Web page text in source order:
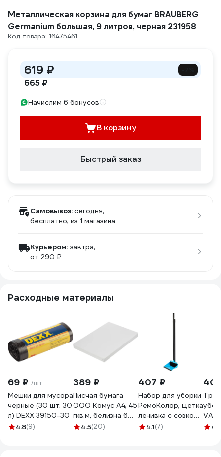
Металлическая корзина для бумаг BRAUBERG
Germanium большая, 9 литров, черная 231958
Код товара: 16475461
619 ₽
665 ₽
Начислим 6 бонусов
В корзину
Быстрый заказ
Самовывоз: сегодня,
бесплатно, из 1 магазина
Курьером: завтра,
от 290 ₽
Расходные материалы
69 ₽ /шт
Мешки для мусора
черные (30 шт; 30
л) DEXX 39150-30
4.8(9)
389 ₽
Писчая бумага
ООО Комус А4, 45
гкв.м, белизна 60
iso, 500 л 1763128
4.5(20)
407 ₽
Набор для уборки
РемоКолор, щётка
ленивка с совком
на длинном
4.1(7)
1504.9